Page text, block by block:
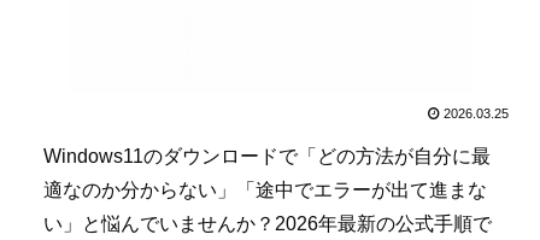
2026.03.25
Windows11のダウンロードで「どの方法が自分に最
適なのか分からない」「途中でエラーが出て進まな
い」と悩んでいませんか？2026年最新の公式手順で